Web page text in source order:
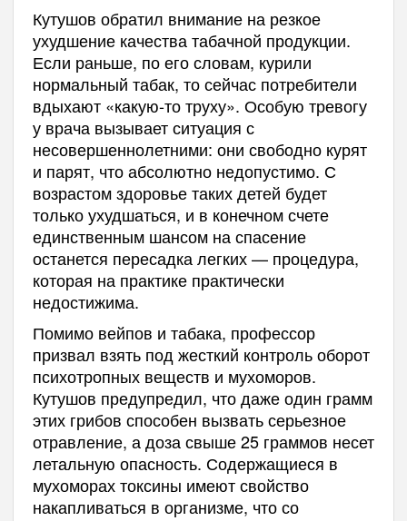
Кутушов обратил внимание на резкое
ухудшение качества табачной продукции.
Если раньше, по его словам, курили
нормальный табак, то сейчас потребители
вдыхают «какую-то труху». Особую тревогу
у врача вызывает ситуация с
несовершеннолетними: они свободно курят
и парят, что абсолютно недопустимо. С
возрастом здоровье таких детей будет
только ухудшаться, и в конечном счете
единственным шансом на спасение
останется пересадка легких — процедура,
которая на практике практически
недостижима.
Помимо вейпов и табака, профессор
призвал взять под жесткий контроль оборот
психотропных веществ и мухоморов.
Кутушов предупредил, что даже один грамм
этих грибов способен вызвать серьезное
отравление, а доза свыше 25 граммов несет
летальную опасность. Содержащиеся в
мухоморах токсины имеют свойство
накапливаться в организме, что со